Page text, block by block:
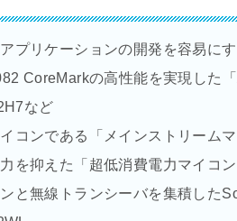
プリケーションの開発を容易に
CoreMarkの高性能を実現した
など
コンである「メインストリーム
を抑えた「超低消費電力マイコ
と無線トランシーバを集積した